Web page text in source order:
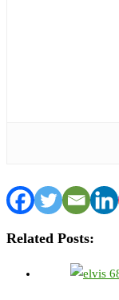
Related Posts: